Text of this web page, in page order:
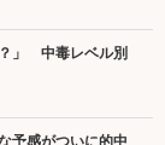
？」 中毒レベル別